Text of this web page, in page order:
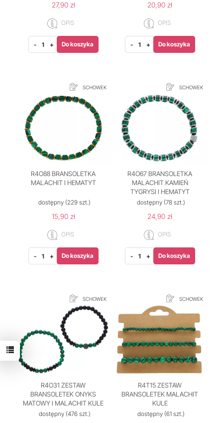
27,90 zł
OPIS
- + Do koszyka
20,90 zł
OPIS
- + Do koszyka
SCHOWEK
R4O88 BRANSOLETKA
MALACHIT I HEMATYT
dostępny (229 szt.)
15,90 zł
OPIS
- + Do koszyka
SCHOWEK
R4O67 BRANSOLETKA
MALACHIT KAMIEŃ
TYGRYSI I HEMATYT
dostępny (78 szt.)
24,90 zł
OPIS
- + Do koszyka
SCHOWEK
R4O31 ZESTAW
BRANSOLETEK ONYKS
MATOWY I MALACHIT KULE
dostępny(476 szt.)
SCHOWEK
R4T15 ZESTAW
BRANSOLETEK MALACHIT
KULE
dostępny (61 szt.)